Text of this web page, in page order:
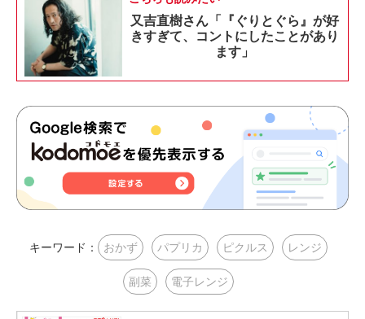
又吉直樹さん「『ぐりとぐら』が好
きすぎて、コントにしたことがあり
ます」
キーワード： おかず パプリカ ピクルス レンジ
副菜 電子レンジ